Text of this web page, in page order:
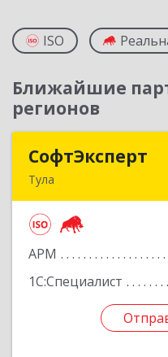
ISO
Ближайшие
регионов
СофтЭксперт
Тула
АРМ
1С:Специалист